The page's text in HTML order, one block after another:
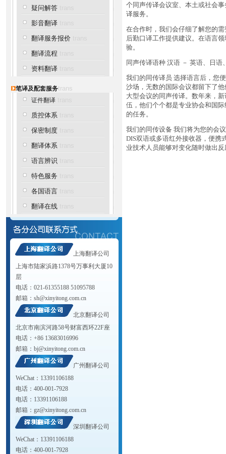
疑问解答
影音翻译
翻译服务报价
翻译流程
资料翻译
笔译及配套服务trans
证件翻译
质控体系
保密制度
翻译体系
语言辨识
特色服务
各国语言
翻译在线
上海翻译公司
上海市陆家浜路1378号万事利大厦10
层
电话：021-61355188 51095788
邮箱： sh@xinyitong.com.cn
北京翻译公司
北京市南滨河路58号财富西环22F座
电话：+86 13683016996
邮箱： bj@xinyitong.com.cn
广州翻译公司
WeChat：13391106188
电话：400-001-7928
电话：13391106188
邮箱： gz@xinyitong.com.cn
深圳翻译公司
WeChat：13391106188
电话：400-001-7928
个同声传译会议室、本土或社会
译服务。
在合作时，我们会仔细了解您的
后勤口译工作提供建议。在语言
验。
同声传译语种 汉语 － 英语、日
我们的同传译员 选择语言后，您
沙场，无数的国际会议都留下了
大型会议的同声传译。数年来，
伍，他们个个都是专业协会和国
的任务。
我们的同传设备 我们将为您的会
DIS双语或多语红外接收器，便携
业技术人员能够对变化随时做出